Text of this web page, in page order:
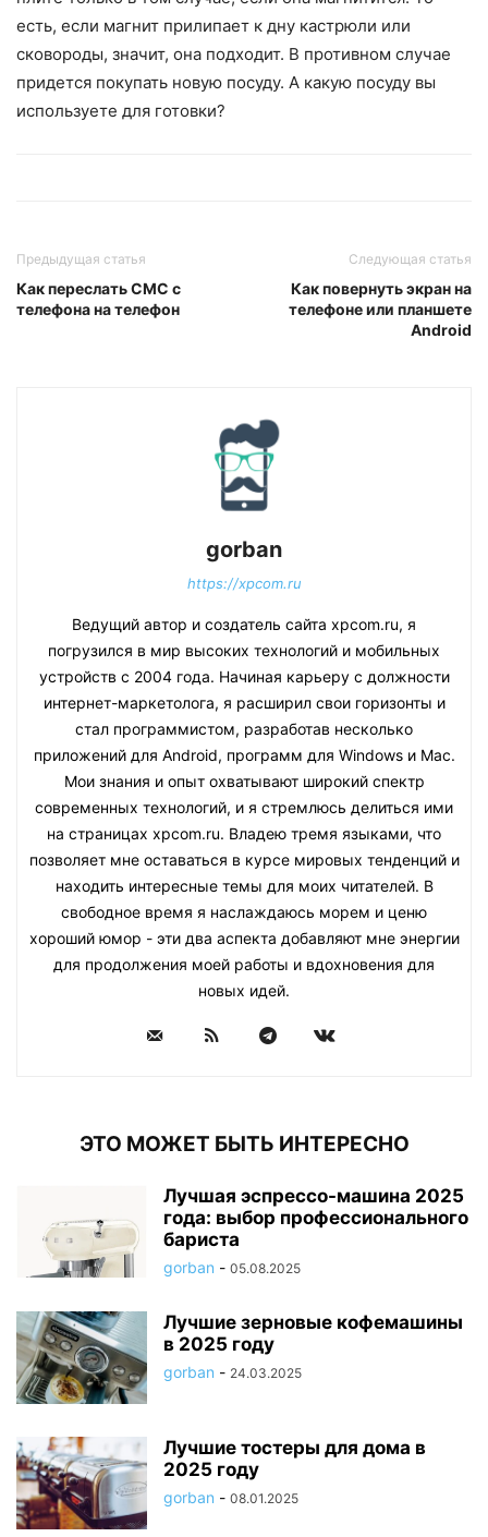
есть, если магнит прилипает к дну кастрюли или
сковороды, значит, она подходит. В противном случае
придется покупать новую посуду. А какую посуду вы
используете для готовки?
Предыдущая статья
Как переслать СМС с
телефона на телефон
Следующая статья
Как повернуть экран на
телефоне или планшете
Android
gorban
https://xpcom.ru
Ведущий автор и создатель сайта xpcom.ru, я
погрузился в мир высоких технологий и мобильных
устройств с 2004 года. Начиная карьеру с должности
интернет-маркетолога, я расширил свои горизонты и
стал программистом, разработав несколько
приложений для Android, программ для Windows и Mac.
Мои знания и опыт охватывают широкий спектр
современных технологий, и я стремлюсь делиться ими
на страницах xpcom.ru. Владею тремя языками, что
позволяет мне оставаться в курсе мировых тенденций и
находить интересные темы для моих читателей. В
свободное время я наслаждаюсь морем и ценю
хороший юмор - эти два аспекта добавляют мне энергии
для продолжения моей работы и вдохновения для
новых идей.
ЭТО МОЖЕТ БЫТЬ ИНТЕРЕСНО
Лучшая эспрессо-машина 2025
года: выбор профессионального
бариста
gorban - 05.08.2025
Лучшие зерновые кофемашины
в 2025 году
gorban - 24.03.2025
Лучшие тостеры для дома в
2025 году
gorban - 08.01.2025